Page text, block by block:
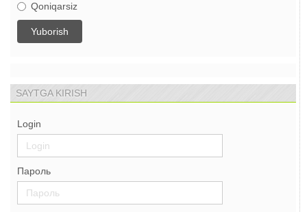
Qoniqarsiz
SAYTGA KIRISH
Login
Пароль